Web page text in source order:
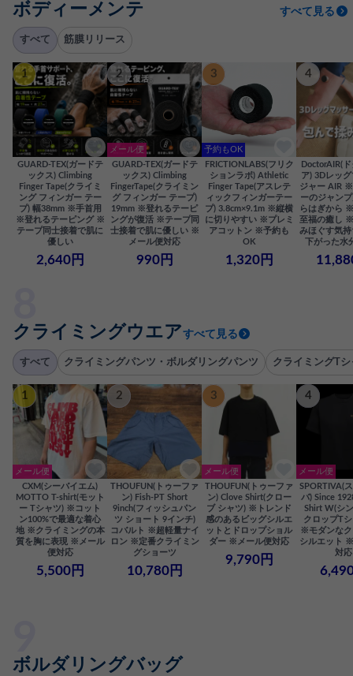
ボディーメンテ
すべて見る
すべて 筋膜リリース
1
GUARD-TEX(ガードテ
ックス) Climbing
Finger Tape(クライミ
ング フィンガー テー
プ) 幅38mm ※手首用
※登れるテーピング ※
テープ同士接着で肌に
優しい
2,640円
2
メール便
GUARD-TEX(ガードテ
ックス) Climbing
FingerTape(クライミン
グ フィンガー テープ)
19mm ※登れるテーピ
ングが復活 ※テープ同
士接着で肌に優しい ※
メール便対応
990円
3
予約もOK
FRICTIONLABS(フリク
ションラボ) Athletic
Finger Tape(アスレテ
ィックフィンガーテー
プ) 3.8cm×9.1m ※縦横
に切りやすい ※プレミ
アコットン ※予約も
OK
1,320円
4
DoctorAIR(
ア) 3Dレッ
ジャー AIR
ーのジャン
らはぎから
至福の癒し
みほぐす気
下がった水
クライミングウエアすべて見る
すべて クライミングパンツ・ボルダリングパンツ クライミングTシ
1
メール便
CXM(シーバイエム)
MOTTO T-shirt(モット
ー Tシャツ) ※コット
ン100%で最適な着心
地 ※クライミングの本
質を胸に表現 ※メール
便対応
5,500円
2
THOUFUN(トゥーファ
ン) Fish-PT Short
9inch(フィッシュパン
ツ ショート 9インチ)
コバルト ※超軽量ナイ
ロン ※定番クライミン
グショーツ
10,780円
3
メール便
THOUFUN(トゥーファ
ン) Clove Shirt(クロー
ブ シャツ) ※トレンド
感のあるビッグシルエ
ットとドロップショル
ダー ※メール便対応
9,790円
4
メール便
SPORTIVA(
バ) Since
Shirt W(シ
クロップT
※モダンなク
シルエット
対応
ボルダリングバッグ